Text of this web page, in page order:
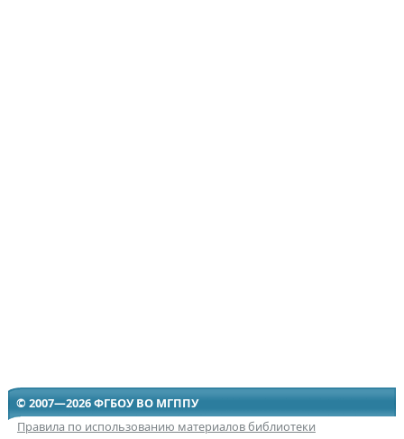
© 2007—2026 ФГБОУ ВО МГППУ
Правила по использованию материалов библиотеки